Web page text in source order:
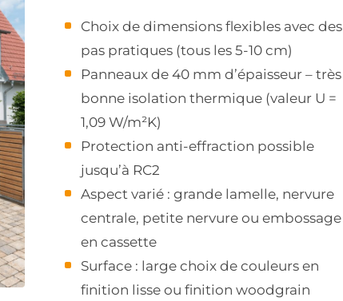
Choix de dimensions flexibles avec des
pas pratiques (tous les 5-10 cm)
Panneaux de 40 mm d’épaisseur – très
bonne isolation thermique (valeur U =
1,09 W/m²K)
Protection anti-effraction possible
jusqu’à RC2
Aspect varié : grande lamelle, nervure
centrale, petite nervure ou embossage
en cassette
Surface : large choix de couleurs en
finition lisse ou finition woodgrain